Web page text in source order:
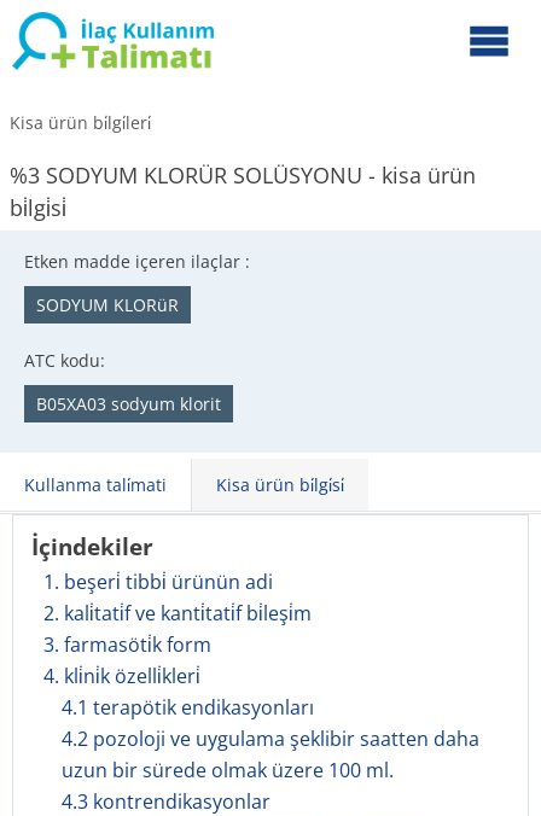
Kisa ürün bi̇lgi̇leri̇
%3 SODYUM KLORÜR SOLÜSYONU - kisa ürün
bi̇lgi̇si̇
Etken madde içeren ilaçlar :
SODYUM KLORüR
ATC kodu:
B05XA03 sodyum klorit
Kullanma tali̇mati Kisa ürün bi̇lgi̇si̇
İçindekiler
1. beşeri̇ tibbi̇ ürünün adi
2. kali̇tati̇f ve kanti̇tati̇f bi̇leşi̇m
3. farmasöti̇k form
4. kli̇ni̇k özelli̇kleri̇
4.1 terapötik endikasyonları
4.2 pozoloji ve uygulama şeklibir saatten daha
uzun bir sürede olmak üzere 100 ml.
4.3 kontrendikasyonlar